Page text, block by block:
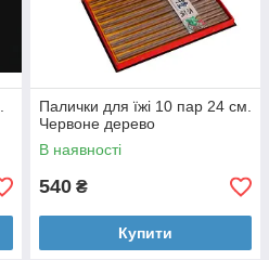
Палички для їжі 10 пар 24 см.
Червоне дерево
В наявності
540 ₴
Купити